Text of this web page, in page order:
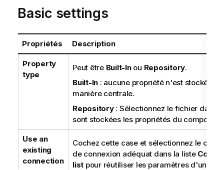
Basic settings
Propriétés Description
Property
type
Peut être Built-Inou Repository.
Built-In : aucune propriété n'est stockée de
manière centrale.
Repository : Sélectionnez le fichier dans
sont stockées les propriétés du
Use an
existing
connection
Cochez cette case et sélectionnez le
de connexion adéquat dans la liste
list pour réutiliser les paramètres d'une